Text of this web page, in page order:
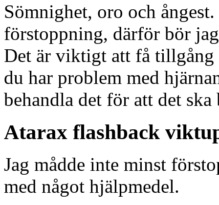
Sömnighet, oro och
förstoppning, därför bör
Det är viktigt att få tillgång
du har problem med
behandla det för att det
Atarax flashback
Jag mådde inte minst
med något hjälpmedel.